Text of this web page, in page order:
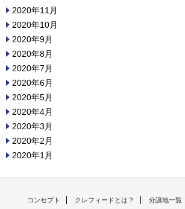
2020年11月
2020年10月
2020年9月
2020年8月
2020年7月
2020年6月
2020年5月
2020年4月
2020年3月
2020年2月
2020年1月
コンセプト クレフィードとは？ 分譲地一覧